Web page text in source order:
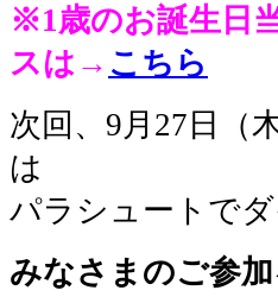
※1歳のお誕生日
スは→ こちら
次回、9月27日（
は
パラシュートで
みなさまのご参